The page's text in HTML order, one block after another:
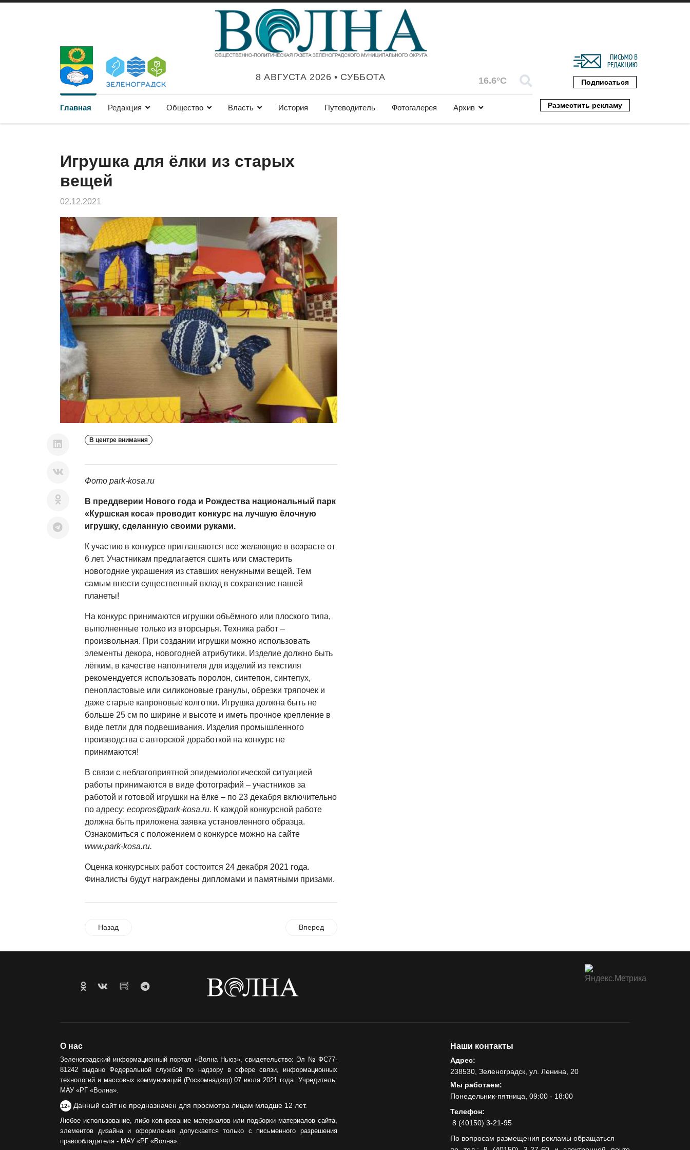
8 АВГУСТА 2026 • СУББОТА 16.6°C Подписаться
Главная Редакция Общество Власть История Путеводитель Фотогалерея Архив Разместить рекламу
Игрушка для ёлки из старых
вещей
02.12.2021
В центре внимания
Фото park-kosa.ru
В преддверии Нового года и Рождества национальный парк
«Куршская коса» проводит конкурс на лучшую ёлочную
игрушку, сделанную своими руками.
К участию в конкурсе приглашаются все желающие в возрасте от
6 лет. Участникам предлагается сшить или смастерить
новогодние украшения из ставших ненужными вещей. Тем
самым внести существенный вклад в сохранение нашей
планеты!
На конкурс принимаются игрушки объёмного или плоского типа,
выполненные только из вторсырья. Техника работ –
произвольная. При создании игрушки можно использовать
элементы декора, новогодней атрибутики. Изделие должно быть
лёгким, в качестве наполнителя для изделий из текстиля
рекомендуется использовать поролон, синтепон, синтепух,
пенопластовые или силиконовые гранулы, обрезки тряпочек и
даже старые капроновые колготки. Игрушка должна быть не
больше 25 см по ширине и высоте и иметь прочное крепление в
виде петли для подвешивания. Изделия промышленного
производства с авторской доработкой на конкурс не
принимаются!
В связи с неблагоприятной эпидемиологической ситуацией
работы принимаются в виде фотографий – участников за
работой и готовой игрушки на ёлке – по 23 декабря включительно
по адресу: ecopros@park-kosa.ru. К каждой конкурсной работе
должна быть приложена заявка установленного образца.
Ознакомиться с положением о конкурсе можно на сайте
www.park-kosa.ru.
Оценка конкурсных работ состоится 24 декабря 2021 года.
Финалисты будут награждены дипломами и памятными призами.
Назад Вперед
О нас
Зеленоградский информационный портал «Волна Ньюз», свидетельство: Эл № ФС77-
81242 выдано Федеральной службой по надзору в сфере связи, информационных
технологий и массовых коммуникаций (Роскомнадзор) 07 июля 2021 года. Учредитель:
МАУ «РГ «Волна».
12+ Данный сайт не предназначен для просмотра лицам младше 12 лет.
Любое использование, либо копирование материалов или подборки материалов сайта,
элементов дизайна и оформления допускается только с письменного разрешения
правообладателя - МАУ «РГ «Волна».
Наши контакты
Адрес:
238530, Зеленоградск, ул. Ленина, 20
Мы работаем:
Понедельник-пятница, 09:00 - 18:00
Телефон:
8 (40150) 3-21-95
По вопросам размещения рекламы обращаться